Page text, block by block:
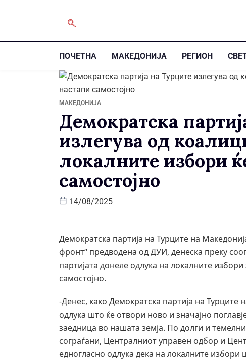
ПОЧЕТНА МАКЕДОНИЈА РЕГИОН
МАКЕДОНИЈА
Демократска
излегува од
локалните избори
самостојно
14/08/2025
Демократска партија на Турците на
фронт“ предводена од ДУИ, денеска преку
партијата донеле одлука на локалните
самостојно.
-Денес, како Демократска партија на Турците
одлука што ќе отвори ново и значајно
заедница во нашата земја. По долги и
сограѓани, Централниот управен одбор и
едногласно одлука дека на локалните